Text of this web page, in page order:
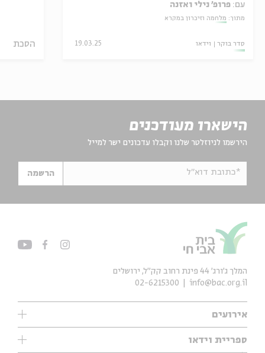
עם: פרופ' נילי ואזנה
מתוך: מלחמה וזיכרון במקרא
סדר בוקר וידאו 19.03.25 הסכת
הישארו מעודכנים
הירשמו לניוזלטר שלנו וקבלו עדכונים ישר למייל
*כתובת דוא"ל הרשמה
אירועים
עיון
אנגלית
ספריית וידאו
המלך ג'ורג' 44 פינת רחוב קק״ל, ירושלים
info@bac.org.il
02-6215300